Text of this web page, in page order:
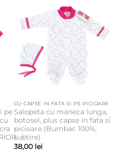
pe
CU CAPSE IN FATA SI PE PICIOARE
Salopeta cu maneca lunga,
botosel, plus capse in fata si
picioare (Bumbac 100%,
subtire)
38,00 lei